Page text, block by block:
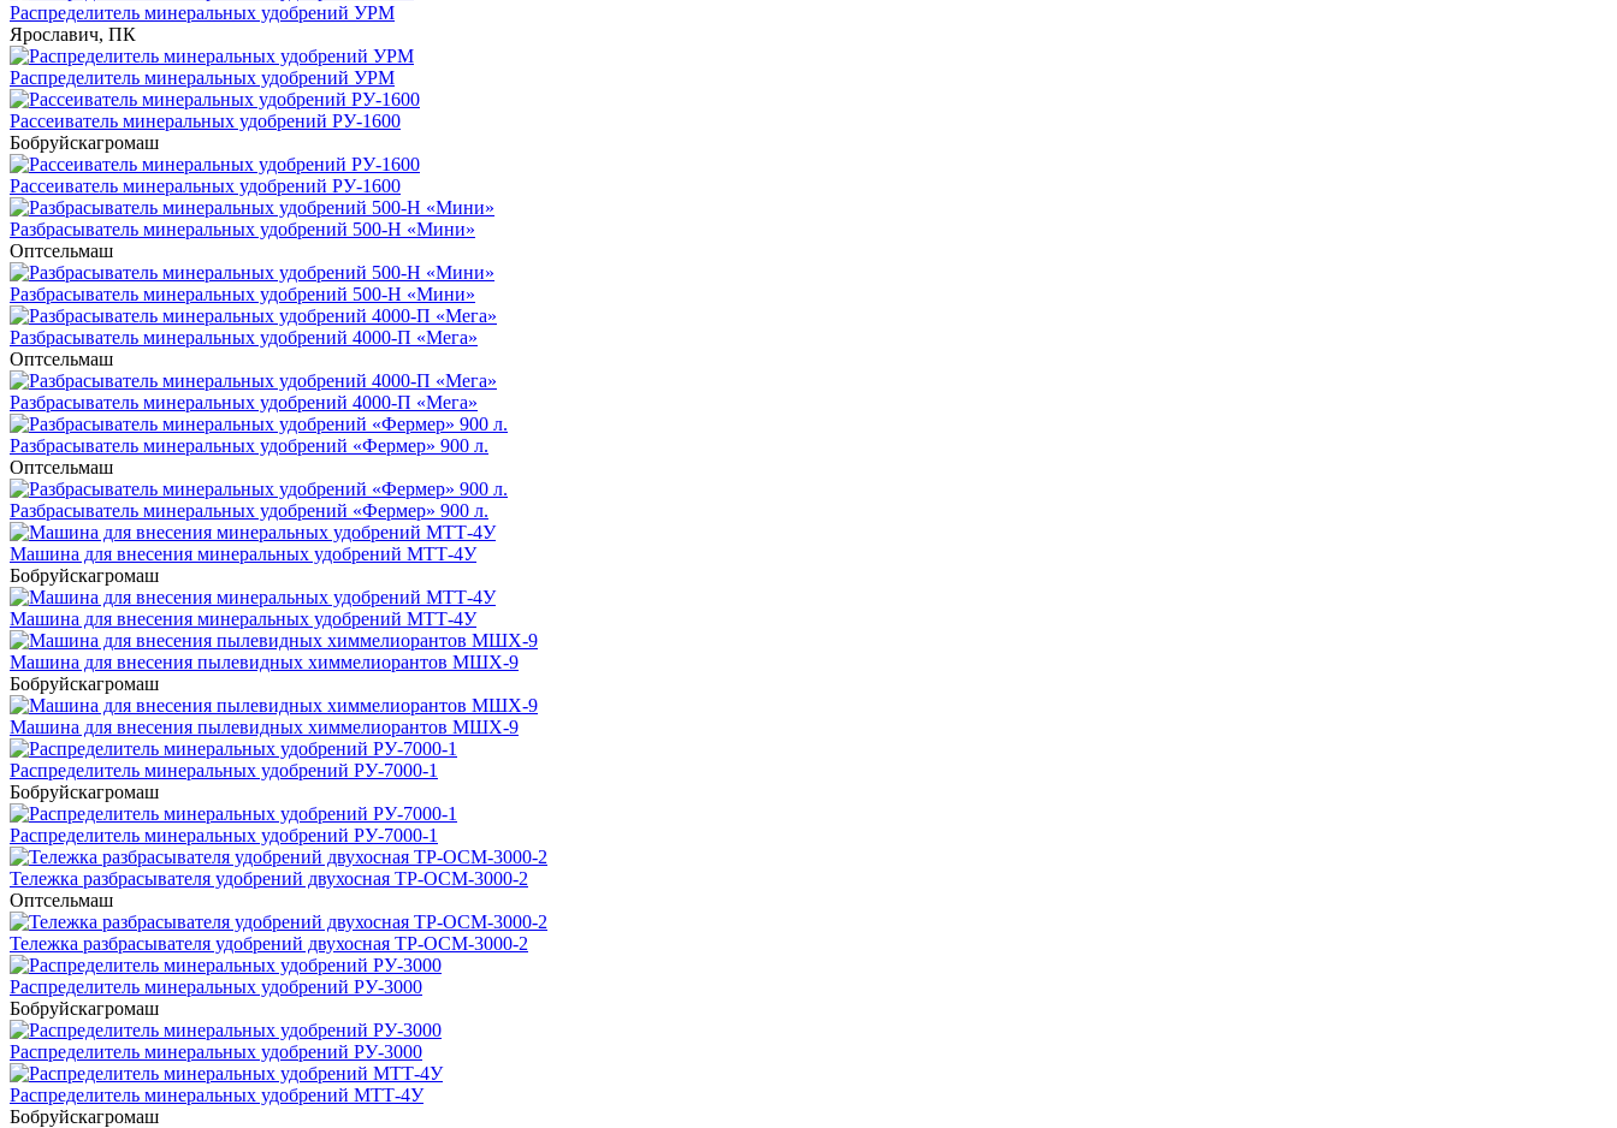
Распределитель минеральных удобрений УРМ
Ярославич, ПК
Распределитель минеральных удобрений УРМ
Рассеиватель минеральных удобрений РУ-1600
Бобруйскагромаш
Рассеиватель минеральных удобрений РУ-1600
Разбрасыватель минеральных удобрений 500-Н «Мини»
Оптсельмаш
Разбрасыватель минеральных удобрений 500-Н «Мини»
Разбрасыватель минеральных удобрений 4000-П «Мега»
Оптсельмаш
Разбрасыватель минеральных удобрений 4000-П «Мега»
Разбрасыватель минеральных удобрений «Фермер» 900 л.
Оптсельмаш
Разбрасыватель минеральных удобрений «Фермер» 900 л.
Машина для внесения минеральных удобрений МТТ-4У
Бобруйскагромаш
Машина для внесения минеральных удобрений МТТ-4У
Машина для внесения пылевидных химмелиорантов МШХ-9
Бобруйскагромаш
Машина для внесения пылевидных химмелиорантов МШХ-9
Распределитель минеральных удобрений РУ-7000-1
Бобруйскагромаш
Распределитель минеральных удобрений РУ-7000-1
Тележка разбрасывателя удобрений двухосная ТР-ОСМ-3000-2
Оптсельмаш
Тележка разбрасывателя удобрений двухосная ТР-ОСМ-3000-2
Распределитель минеральных удобрений РУ-3000
Бобруйскагромаш
Распределитель минеральных удобрений РУ-3000
Распределитель минеральных удобрений МТТ-4У
Бобруйскагромаш